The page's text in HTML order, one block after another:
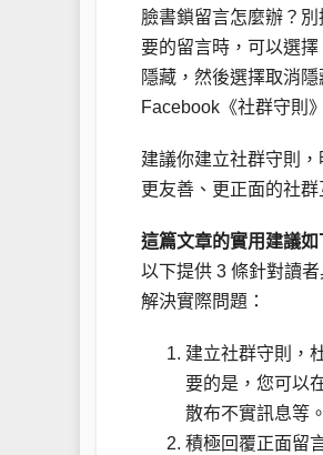
臉書鎖留言怎麼辦？
要的留言時，可以選
隱藏，然後選擇取消
Facebook《社群守則
建議你建立社群守則
更友善、更正面的社群
這篇文章的實用建議
以下提供 3 條針對讀
解決實際問題：
建立社群守則，
要的是，您可以
散布不實訊息等
積極回覆正面留